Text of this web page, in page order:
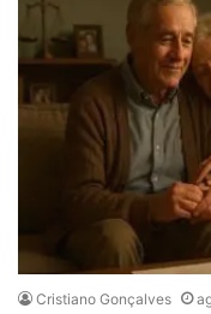
Cristiano Gonçalves